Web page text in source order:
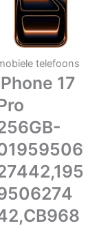
telefoons
17